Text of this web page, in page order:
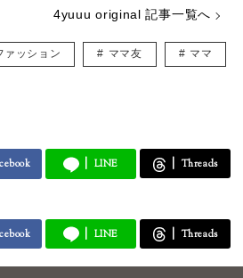
4yuuu original 記事一覧へ
ァッション ママ友 ママ
LINE Threads
LINE Threads